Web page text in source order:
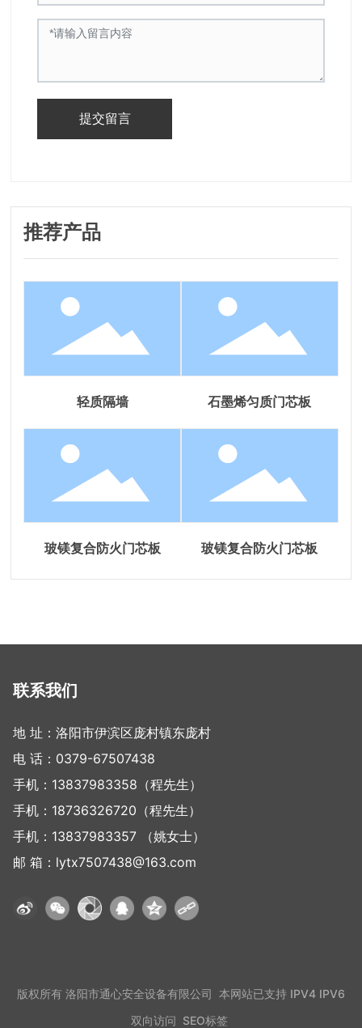
提交留言
推荐产品
轻质隔墙 石墨烯匀质门芯板
玻镁复合防火门芯板 玻镁复合防火门芯板
联系我们
地 址：洛阳市伊滨区庞村镇东庞村
电 话： 0379-67507438
手机： 13837983358 （程先生）
手机： 18736326720 （程先生）
手机： 13837983357（姚女士）
邮 箱： lytx7507438@163.com
版权所有 洛阳市通心安全设备有限公司 本网站已支持 IPV4 IPV6
双向访问 SEO标签